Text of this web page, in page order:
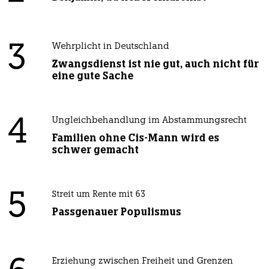
3 Wehrplicht in Deutschland
Zwangsdienst ist nie gut, auch nicht für
eine gute Sache
4 Ungleichbehandlung im Abstammungsrecht
Familien ohne Cis-Mann wird es
schwer gemacht
5 Streit um Rente mit 63
Passgenauer Populismus
Erziehung zwischen Freiheit und Grenzen